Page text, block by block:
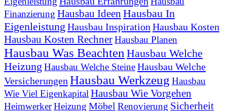
Finanzierung Hausbau Ideen Hausbau In
Eigenleistung Hausbau Inspiration Hausbau Kosten
Hausbau Kosten RechnerHausbau Planen
Hausbau Was Beachten Hausbau Welche
Heizung Hausbau Welche SteineHausbau Welche
Versicherungen Hausbau Werkzeug Hausbau
Wie Viel Eigenkapital Hausbau Wie Vorgehen
HeimwerkerHeizung Möbel Renovierung Sicherheit